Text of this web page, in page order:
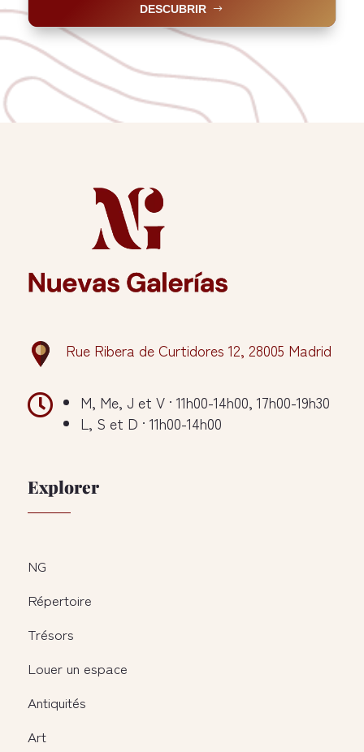
DESCUBRIR
Rue Ribera de Curtidores 12, 28005 Madrid

M, Me, J et V · 11h00-14h00, 17h00-19h30
L, S et D · 11h00-14h00
Explorer
NG
Répertoire
Trésors
Louer un espace
Antiquités
Art